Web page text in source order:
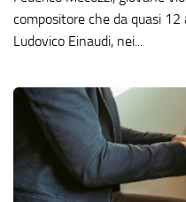
compositore che da quasi
Ludovico Einaudi, nei...